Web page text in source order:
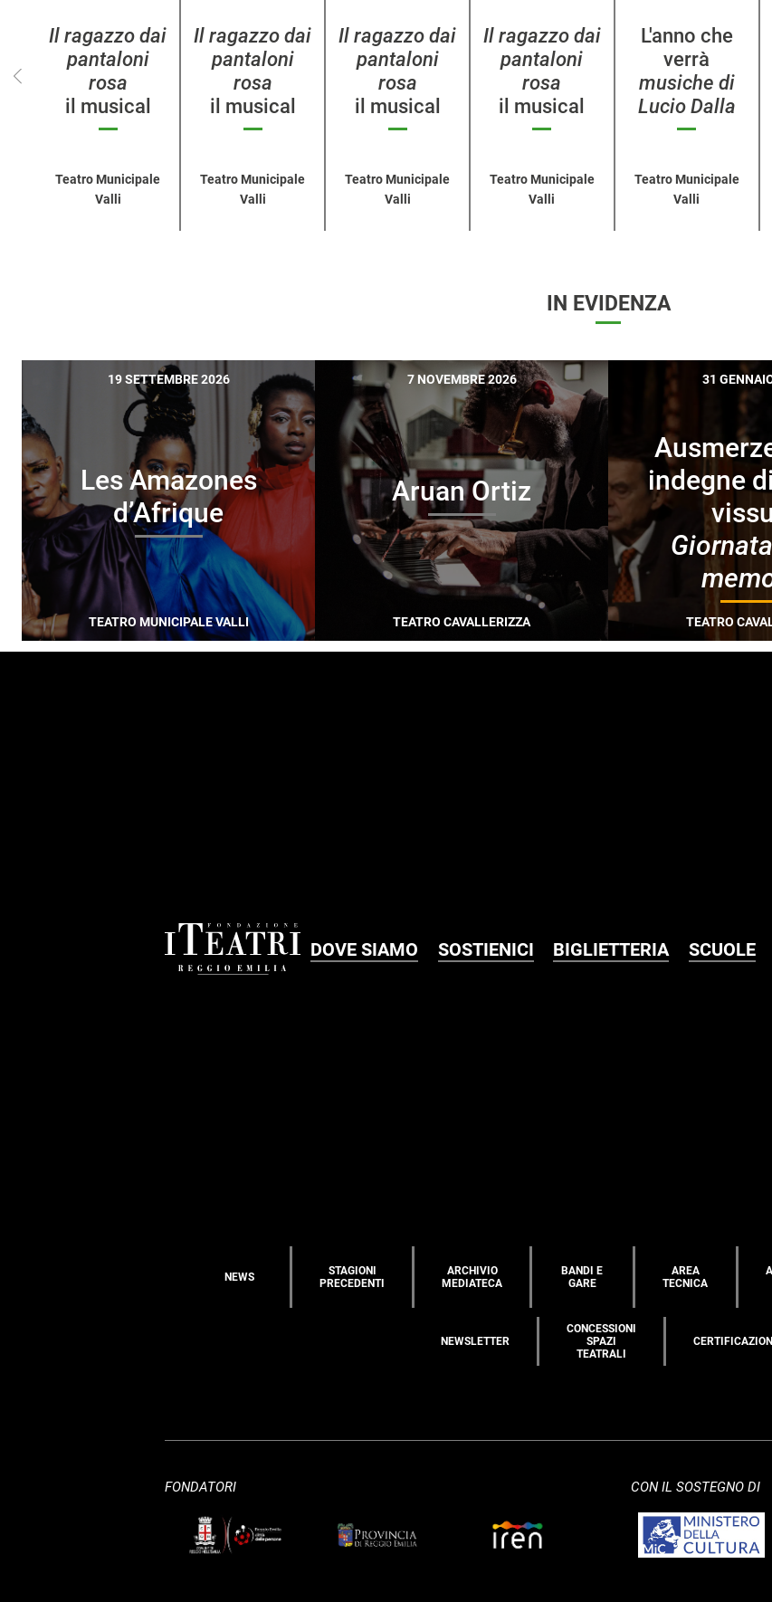
categoria
Il ragazzo dai
pantaloni
rosa
il musical
Teatro Municipale
Valli
Il ragazzo dai
pantaloni
rosa
il musical
Teatro Municipale
Valli
Il ragazzo dai
pantaloni
rosa
il musical
Teatro Municipale
Valli
Il ragazzo dai
pantaloni
rosa
il musical
Teatro Municipale
Valli
L'anno che
verrà
musiche di
Lucio Dalla
Teatro Municipale
Valli
IN EVIDENZA
19 SETTEMBRE 2026
Les Amazones
d’Afrique
TEATRO MUNICIPALE VALLI
7 NOVEMBRE 2026
Aruan Ortiz
TEATRO CAVALLERIZZA
31
indegne
TEATRO
DOVE SIAMO SOSTIENICI BIGLIETTERIA SCUOLE
NEWS
STAGIONI
PRECEDENTI
ARCHIVIO
MEDIATECA
BANDI E
GARE
AREA
TECNICA
NEWSLETTER
CONCESSIONI
SPAZI
TEATRALI
CERTIFICAZIONI
FONDATORI CON IL SOSTEGNO DI